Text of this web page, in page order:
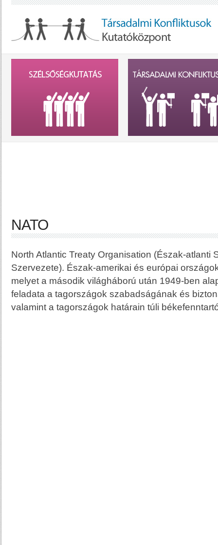
NATO
North Atlantic Treaty Organisation (Észak-atlanti
Szervezete). Észak-amerikai és európai
melyet a második világháború után 1949-ben
feladata a tagországok szabadságának és
valamint a tagországok határain túli